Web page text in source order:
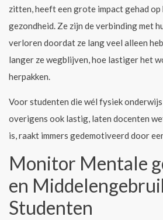
zitten, heeft een grote impact gehad op
gezondheid. Ze zijn de verbinding met
verloren doordat ze lang veel alleen
langer ze wegblijven, hoe lastiger het
herpakken.
Voor studenten die wél fysiek
overigens ook lastig, laten docenten
is, raakt immers gedemotiveerd door
Monitor Mentale
en
Studenten